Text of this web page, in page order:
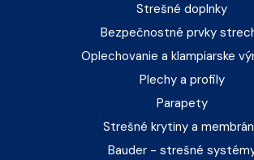
Strešné doplnky
Bezpečnostné prvky
Oplechovanie a klampiarske
Plechy a profily
Parapety
Strešné krytiny a
Bauder - strešné